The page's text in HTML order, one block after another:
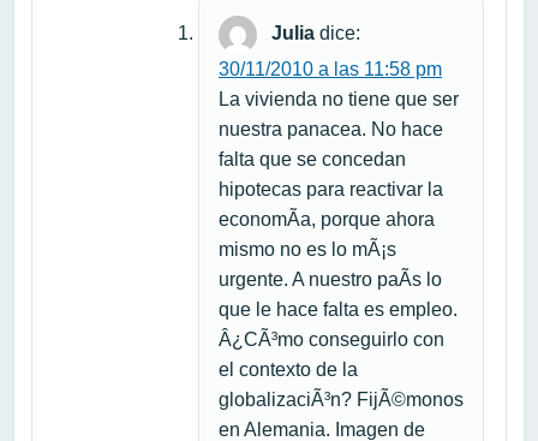
Julia dice:
30/11/2010 a las 11:58 pm
La vivienda no tiene que ser
nuestra panacea. No hace
falta que se concedan
hipotecas para reactivar la
economÃ­a, porque ahora
mismo no es lo mÃ¡s
urgente. A nuestro paÃ­s lo
que le hace falta es empleo.
Â¿CÃ³mo conseguirlo con
el contexto de la
globalizaciÃ³n? FijÃ©monos
en Alemania. Imagen de